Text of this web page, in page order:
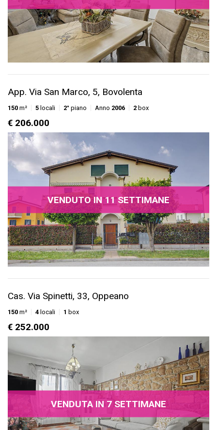
App. Via San Marco, 5, Bovolenta
150 m² 5 locali 2° piano Anno 2006 2 box
€ 206.000
VENDUTO IN 11 SETTIMANE
Cas. Via Spinetti, 33, Oppeano
150 m² 4 locali 1 box
€ 252.000
VENDUTA IN 7 SETTIMANE